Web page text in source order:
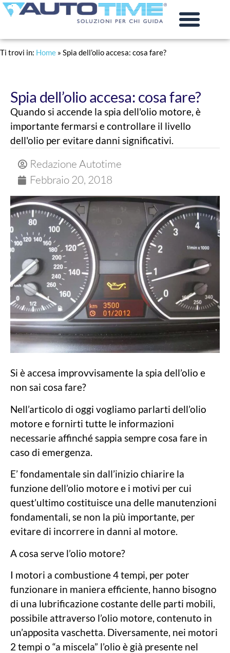
Ti trovi in: Home » Spia dell’olio accesa: cosa fare?
Spia dell’olio accesa: cosa fare?
Quando si accende la spia dell'olio motore, è
importante fermarsi e controllare il livello
dell'olio per evitare danni significativi.
Redazione Autotime
Febbraio 20, 2018
Si è accesa improvvisamente la spia dell’olio e
non sai cosa fare?
Nell’articolo di oggi vogliamo parlarti dell’olio
motore e fornirti tutte le informazioni
necessarie affinché sappia sempre cosa fare in
caso di emergenza.
E’ fondamentale sin dall’inizio chiarire la
funzione dell’olio motore e i motivi per cui
quest’ultimo costituisce una delle manutenzioni
fondamentali, se non la più importante, per
evitare di incorrere in danni al motore.
A cosa serve l’olio motore?
I motori a combustione 4 tempi, per poter
funzionare in maniera efficiente, hanno bisogno
di una lubrificazione costante delle parti mobili,
possibile attraverso l’olio motore, contenuto in
un’apposita vaschetta. Diversamente, nei motori
2 tempi o “a miscela” l’olio è già presente nel